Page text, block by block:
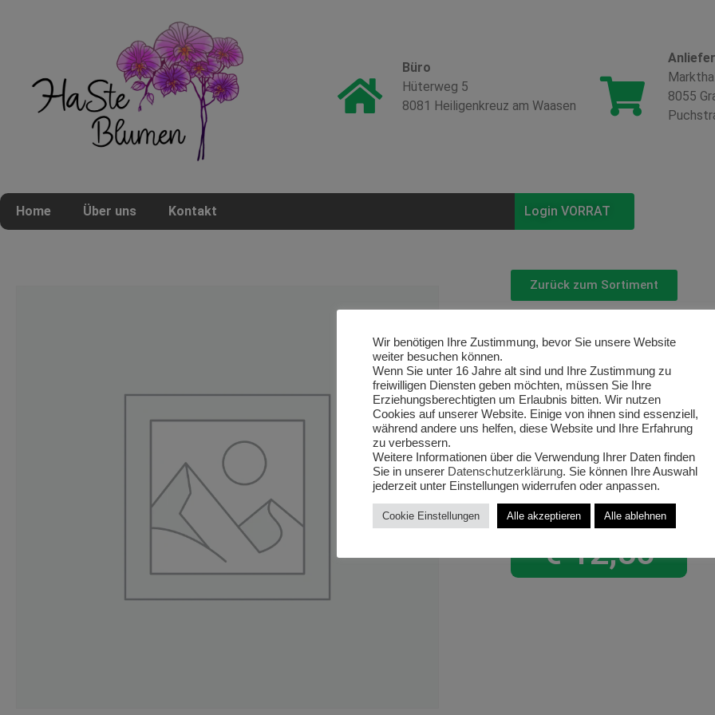
Büro
Hüterweg 5
8081 Heiligenkreuz am Waasen
8055
Home Über uns Kontakt Login VORRAT
Zurück zum Sortiment
Crest‘
T23/80cm
€12,50
Wir benötigen Ihre Zustimmung, bevor Sie unsere Website
weiter besuchen können.
Wenn Sie unter 16 Jahre alt sind und Ihre Zustimmung zu
freiwilligen Diensten geben möchten, müssen Sie Ihre
Erziehungsberechtigten um Erlaubnis bitten. Wir nutzen
Cookies auf unserer Website. Einige von ihnen sind essenziell,
während andere uns helfen, diese Website und Ihre Erfahrung
zu verbessern.
Weitere Informationen über die Verwendung Ihrer Daten finden
Sie in unserer Datenschutzerklärung. Sie können Ihre Auswahl
jederzeit unter Einstellungen widerrufen oder anpassen.
Cookie Einstellungen Alle akzeptieren Alle ablehnen